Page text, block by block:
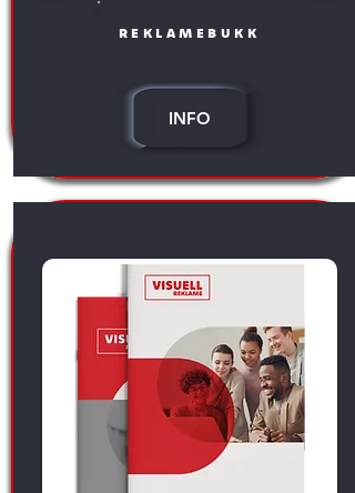
reklamebukk
INFO